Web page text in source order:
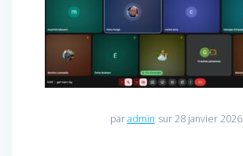
paradmin sur 28 janvier 2026